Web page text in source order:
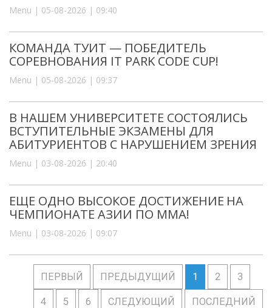
Menu | 05-08-2026 | 09:40
КОМАНДА ТУИТ — ПОБЕДИТЕЛЬ
СОРЕВНОВАНИЯ IT PARK CODE CUP!
Menu | 05-08-2026 | 09:37
В НАШЕМ УНИВЕРСИТЕТЕ СОСТОЯЛИСЬ
ВСТУПИТЕЛЬНЫЕ ЭКЗАМЕНЫ ДЛЯ
АБИТУРИЕНТОВ С НАРУШЕНИЕМ ЗРЕНИЯ
Menu | 03-08-2026 | 20:40
ЕЩЕ ОДНО ВЫСОКОЕ ДОСТИЖЕНИЕ НА
ЧЕМПИОНАТЕ АЗИИ ПО ММА!
Menu | 03-08-2026 | 09:07
ПЕРВЫЙ ПРЕДЫДУЩИЙ 1 2 3
4 5 6 СЛЕДУЮЩИЙ ПОСЛЕДНИЙ